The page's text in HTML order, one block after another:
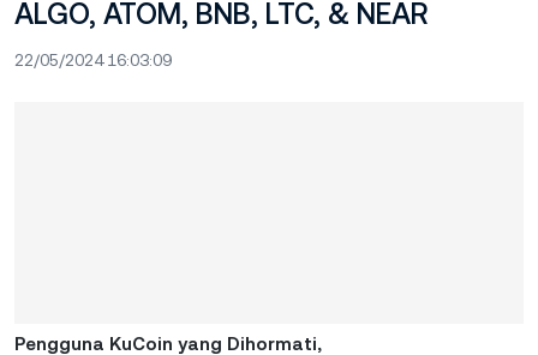
ALGO, ATOM, BNB, LTC, & NEAR
22/05/2024 16:03:09
Pengguna KuCoin yang Dihormati,